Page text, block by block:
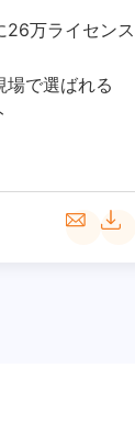
26万ライセンス
場で選ばれる